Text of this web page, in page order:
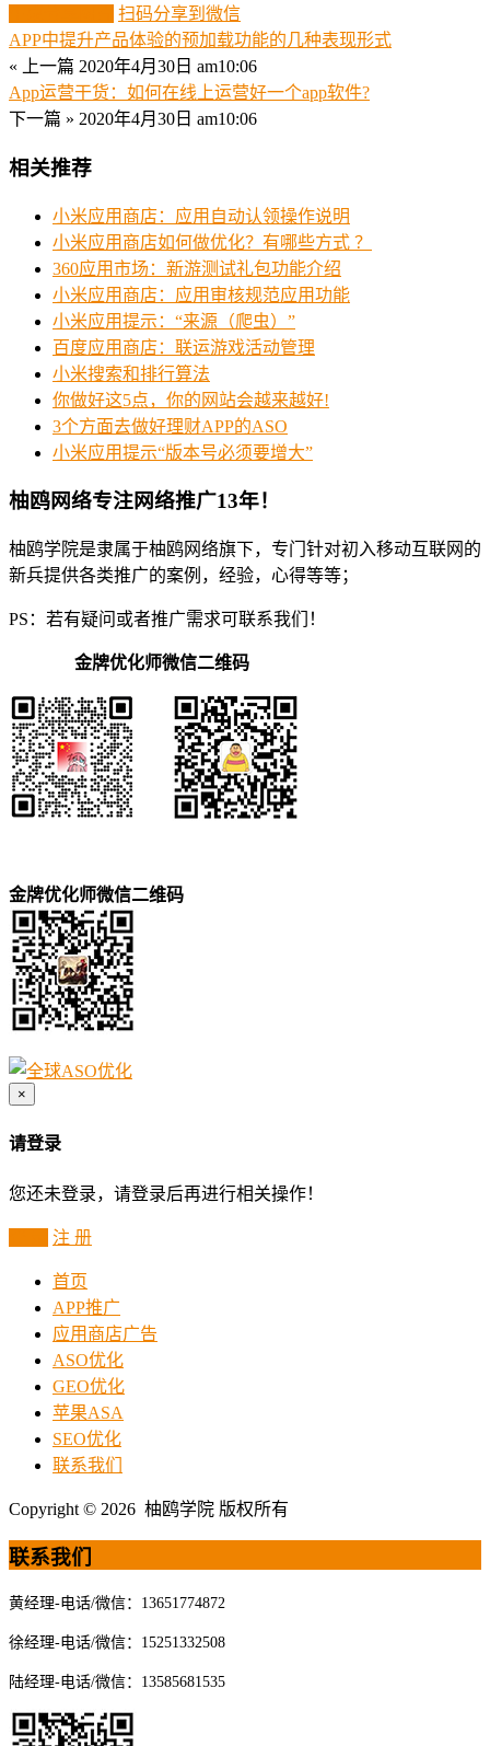
扫码分享到微信
APP中提升产品体验的预加载功能的几种表现形式
« 上一篇 2020年4月30日 am10:06
App运营干货：如何在线上运营好一个app软件?
下一篇 » 2020年4月30日 am10:06
相关推荐
小米应用商店：应用自动认领操作说明
小米应用商店如何做优化？有哪些方式 ？
360应用市场：新游测试礼包功能介绍
小米应用商店：应用审核规范应用功能
小米应用提示：“来源（爬虫）”
百度应用商店：联运游戏活动管理
小米搜索和排行算法
你做好这5点，你的网站会越来越好!
3个方面去做好理财APP的ASO
小米应用提示“版本号必须要增大”
柚鸥网络专注网络推广13年！
柚鸥学院是隶属于柚鸥网络旗下，专门针对初入移动互联网的
新兵提供各类推广的案例，经验，心得等等；
PS：若有疑问或者推广需求可联系我们！
金牌优化师微信二维码
金牌优化师微信二维码
×
请登录
您还未登录，请登录后再进行相关操作！
注 册
首页
APP推广
应用商店广告
ASO优化
GEO优化
苹果ASA
SEO优化
联系我们
Copyright © 2026 柚鸥学院 版权所有
联系我们
黄经理-电话/微信：13651774872
徐经理-电话/微信：15251332508
陆经理-电话/微信：13585681535